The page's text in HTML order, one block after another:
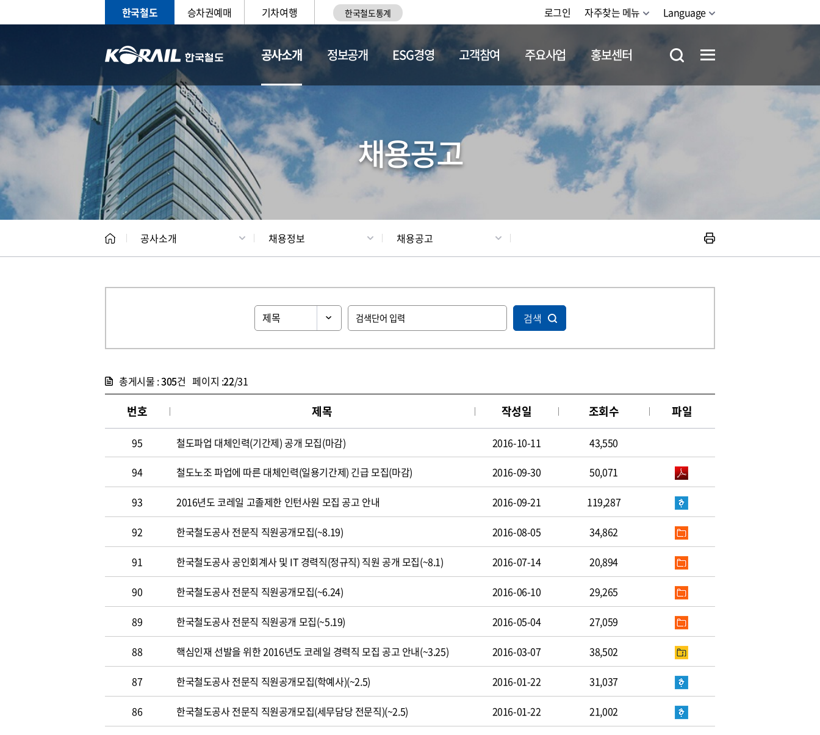
한국철도 승차권예매 기차여행 한국철도통계 로그인 자주찾는 메뉴 Language
공사소개
CEO 일반현황 채용정보
정보공개 ESG경영 고객참여 주요사업 홍보센터
채용공고
공사소개 채용정보 채용공고
검색
총게시물 :305건 페이지 :22/31
번호 제목 작성일 조회수 파일
95 철도파업 대체인력(기간제) 공개 모집(마감) 2016-10-11
43,550
94
철도노조 파업에 따른 대체인력(일용기간제) 긴급 모집(마감) 2016-09-30 50,071
93 2016년도 코레일 고졸제한 인턴사원 모집 공고 안내 2016-09-21 119,287
92 한국철도공사 전문직 직원공개모집(~8.19) 2016-08-05 34,862
91 한국철도공사 공인회계사 및 IT 경력직(정규직) 직원 공개 모집(~8.1) 2016-07-14 20,894
90 한국철도공사 전문직 직원공개모집(~6.24) 2016-06-10 29,265
89 한국철도공사 전문직 직원공개 모집(~5.19) 2016-05-04 27,059
88 핵심인재 선발을 위한 2016년도 코레일 경력직 모집 공고 안내(~3.25) 2016-03-07 38,502
87 한국철도공사 전문직 직원공개모집(학예사)(~2.5) 2016-01-22 31,037
86 한국철도공사 전문직 직원공개모집(세무담당 전문직)(~2.5) 2016-01-22 21,002